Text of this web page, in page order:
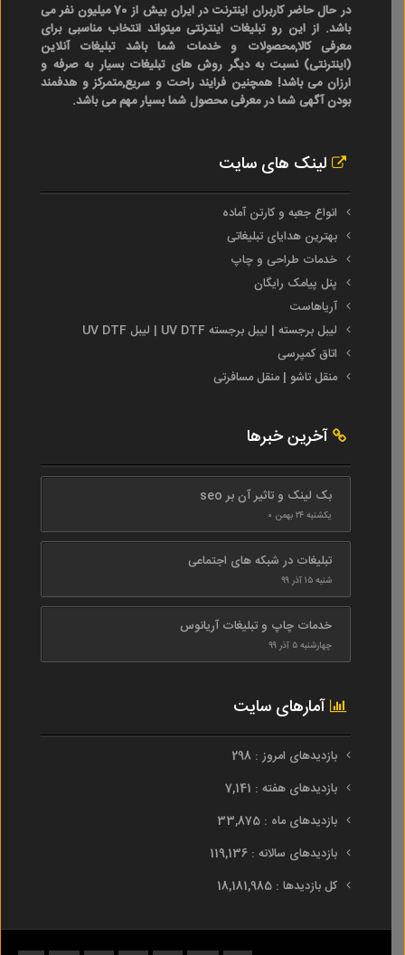
در حال حاضر کاربران اینترنت در ایران بیش از 70 میلیون نفر می
باشد. از این رو تبلیغات اینترنتی میتواند انتخاب مناسبی برای
معرفی کالا,محصولات و خدمات شما باشد تبلیغات آنلاین
(اینترنتی) نسبت به دیگر روش های تبلیغات بسیار به صرفه و
ارزان می باشد! همچنین فرایند راحت و سریع,متمرکز و هدفمند
بودن آگهی شما در معرفی محصول شما بسیار مهم می باشد.
لینک های سایت
انواع جعبه و کارتن آماده
بهترین هدایای تبلیغاتی
خدمات طراحی و چاپ
پنل پیامک رایگان
آریاهاست
لیبل برجسته | لیبل برجسته UV DTF | لیبل UV DTF
اتاق کمپرسی
منقل تاشو | منقل مسافرتی
آخرین خبرها
بک لینک و تاثیر آن بر seo
یکشنبه ۲۴ بهمن ۰
تبلیغات در شبکه های اجتماعی
شنبه ۱۵ آذر ۹۹
خدمات چاپ و تبلیغات آریانوس
چهارشنبه ۵ آذر ۹۹
آمارهای سایت
بازدیدهای امروز : 298
بازدیدهای هفته : 7,141
بازدیدهای ماه : 33,875
بازدیدهای سالانه : 119,136
کل بازدیدها : 18,181,985